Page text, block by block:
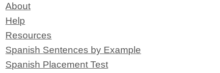
About
Help
Resources
Spanish Sentences by Example
Spanish Placement Test